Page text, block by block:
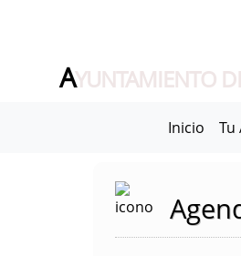
AYUNTAMIENTO
Inicio Tu